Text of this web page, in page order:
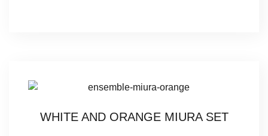
WHITE AND ORANGE MIURA SET